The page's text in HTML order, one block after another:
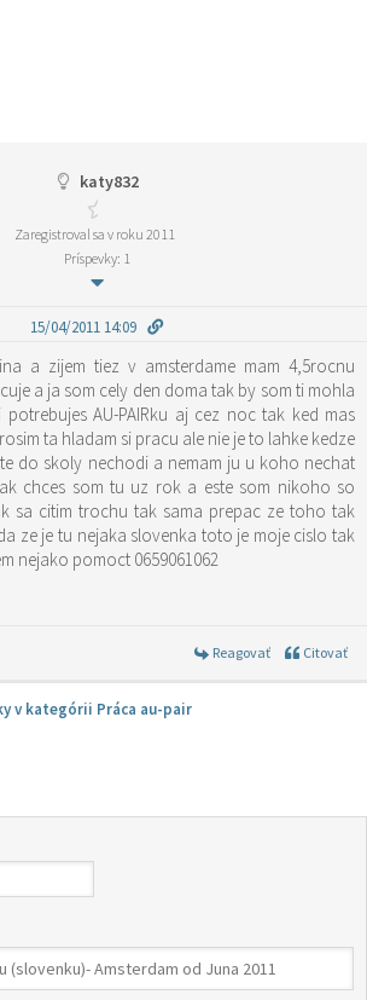
katy832
Zaregistroval sa v roku 2011
Príspevky: 1
15/04/2011 14:09
a zijem tiez v amsterdame mam 4,5rocnu
a ja som cely den doma tak by som ti mohla
AU-PAIRku aj cez noc tak ked mas
ta hladam si pracu ale nie je to lahke kedze
do skoly nechodi a nemam ju u koho nechat
chces som tu uz rok a este som nikoho so
sa citim trochu tak sama prepac ze toho tak
ze je tu nejaka slovenka toto je moje cislo tak
nejako pomoct 0659061062
Reagovať Citovať
v kategórii Práca au-pair